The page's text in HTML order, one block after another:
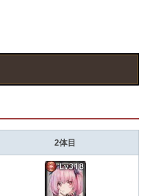
2体目